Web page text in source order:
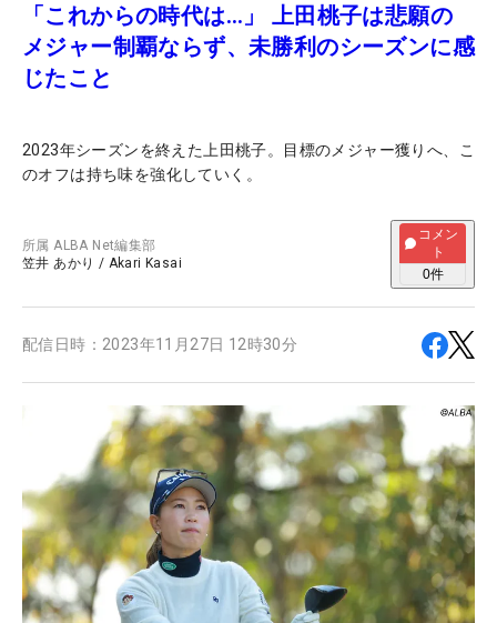
「これからの時代は…」 上田桃子は悲願の
メジャー制覇ならず、未勝利のシーズンに感
じたこと
2023年シーズンを終えた上田桃子。目標のメジャー獲りへ、こ
のオフは持ち味を強化していく。
所属ALBA Net編集部
笠井 あかり / Akari Kasai
コメン
ト
0件
配信日時： 2023年11月27日 12時30分